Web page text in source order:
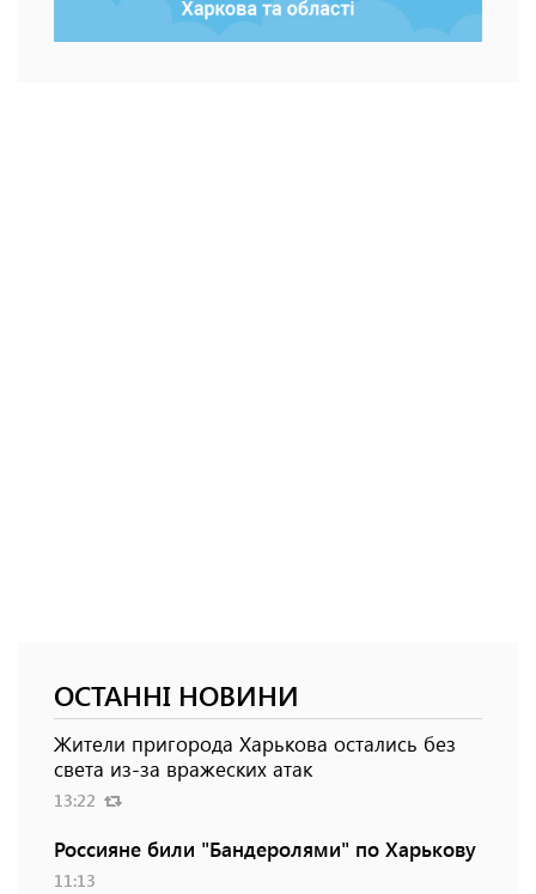
ОСТАННІ НОВИНИ
Жители пригорода Харькова остались без
света из-за вражеских атак
13:22
Россияне били "Бандеролями" по Харькову
11:13